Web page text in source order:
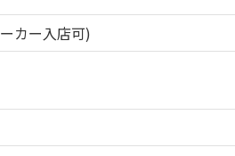
カー入店可)